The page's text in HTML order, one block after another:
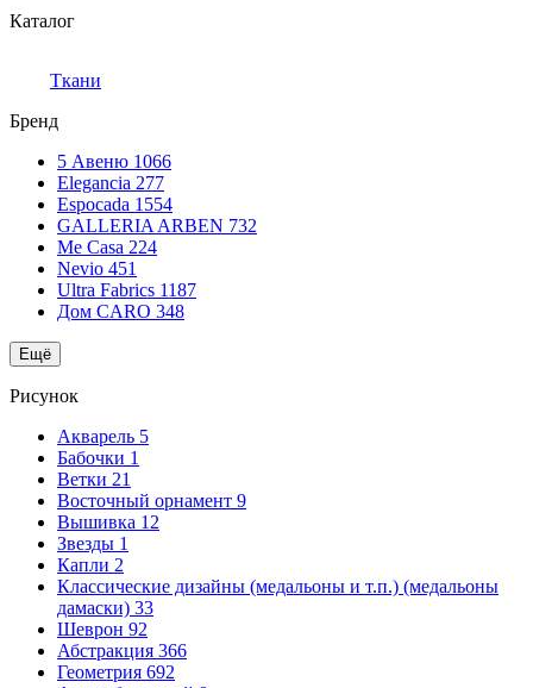
Каталог
Ткани
Бренд
5 Авеню 1066
Elegancia 277
Espocada 1554
GALLERIA ARBEN 732
Me Casa 224
Nevio 451
Ultra Fabrics 1187
Дом CARO 348
Ещё
Рисунок
Акварель 5
Бабочки 1
Ветки 21
Восточный орнамент 9
Вышивка 12
Звезды 1
Капли 2
Классические дизайны (медальоны и т.п.) (медальоны
дамаски) 33
Шеврон 92
Абстракция 366
Геометрия 692